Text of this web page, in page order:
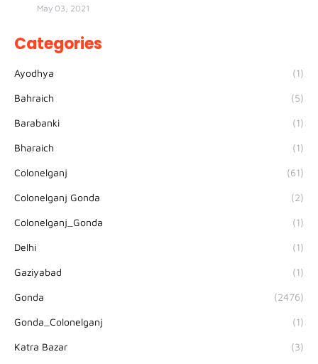
May 03, 2021
Categories
Ayodhya (1)
Bahraich (5)
Barabanki (1)
Bharaich (1)
Colonelganj (61)
Colonelganj Gonda (2)
Colonelganj_Gonda (1)
Delhi (1)
Gaziyabad (1)
Gonda (2476)
Gonda_Colonelganj (1)
Katra Bazar (3)